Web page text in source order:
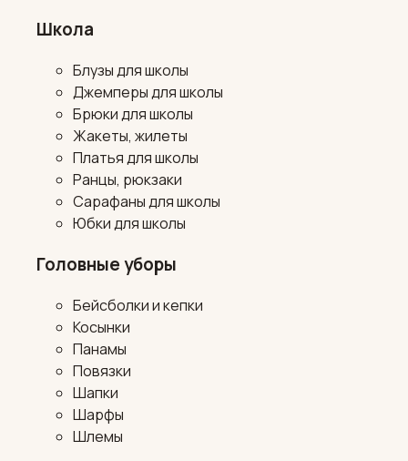
Школа
Блузы для школы
Джемперы для школы
Брюки для школы
Жакеты, жилеты
Платья для школы
Ранцы, рюкзаки
Сарафаны для школы
Юбки для школы
Головные уборы
Бейсболки и кепки
Косынки
Панамы
Повязки
Шапки
Шарфы
Шлемы